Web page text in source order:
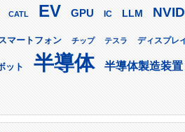
CATL EV GPU IC LLM
マートフォン チップ テスラ ディスプレ
ット 半導体 半導体製造装置